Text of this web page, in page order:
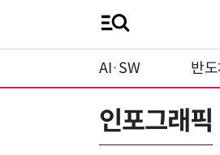
AI·SW 반도
인포그래픽